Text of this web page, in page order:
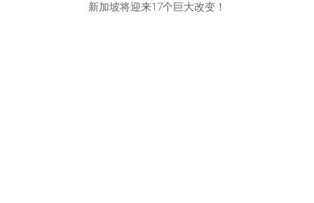
新加坡将迎来17个巨大改变！